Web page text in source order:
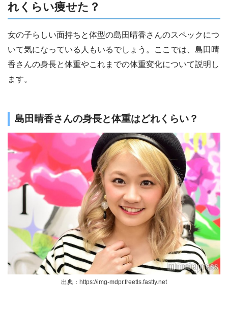
れくらい痩せた？
女の子らしい面持ちと体型の島田晴香さんのスペックにつ
いて気になっている人もいるでしょう。ここでは、島田晴
香さんの身長と体重やこれまでの体重変化について説明し
ます。
島田晴香さんの身長と体重はどれくらい？
出典：https://img-mdpr.freetls.fastly.net